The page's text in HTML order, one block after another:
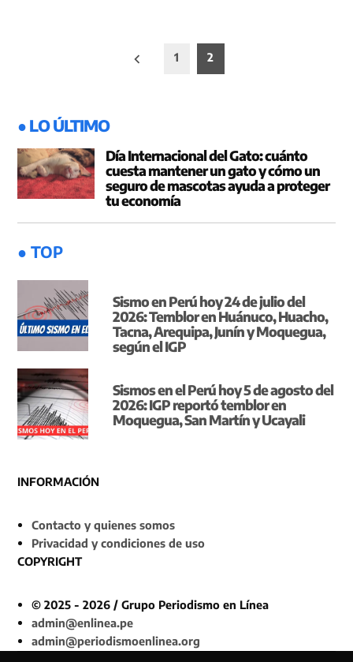
1 2
● LO ÚLTIMO
Día Internacional del Gato: cuánto
cuesta mantener un gato y cómo un
seguro de mascotas ayuda a proteger
tu economía
● TOP
Sismo en Perú hoy 24 de julio del
2026: Temblor en Huánuco, Huacho,
Tacna, Arequipa, Junín y Moquegua,
según el IGP
Sismos en el Perú hoy 5 de agosto del
2026: IGP reportó temblor en
Moquegua, San Martín y Ucayali
INFORMACIÓN
Contacto y quienes somos
Privacidad y condiciones de uso
COPYRIGHT
© 2025 - 2026 / Grupo Periodismo en Línea
admin@enlinea.pe
admin@periodismoenlinea.org